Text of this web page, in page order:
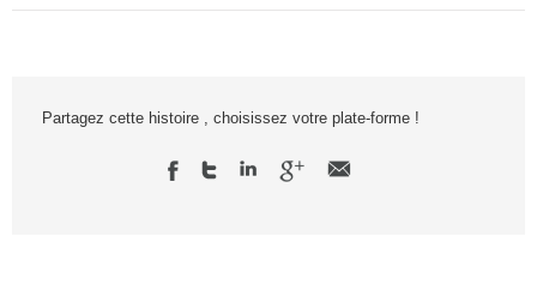
Partagez cette histoire , choisissez votre plate-forme !